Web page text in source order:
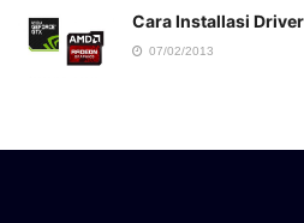
Cara Installasi
07/02/2013